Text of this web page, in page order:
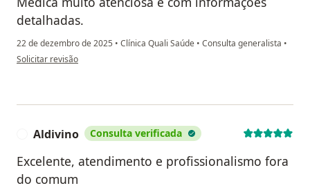
detalhadas.
22 de dezembro de 2025 • Clínica Quali Saúde • Consulta generalista •
na opinião do utilizador Fabiana Nogueira
Solicitar revisão
Aldivino Consulta verificada
Excelente, atendimento e profissionalismo fora
do comum